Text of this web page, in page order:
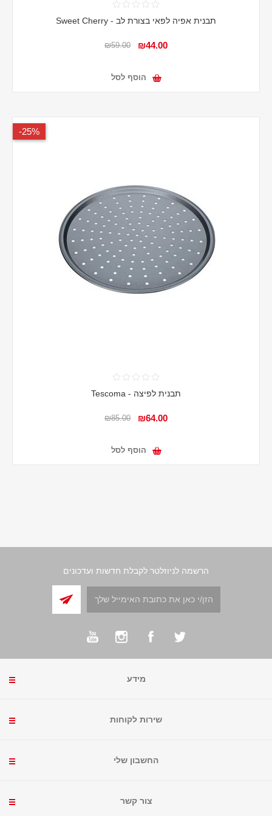
תבנית אפיה לפאי בצורת לב - Sweet Cherry
₪44.00
₪59.00
הוסף לסל
25%-
תבנית לפיצה - Tescoma
₪64.00
₪85.00
הוסף לסל
הרשמה לניוזלטר לקבלת חדשות ועדכונים
מידע
שירות לקוחות
החשבון שלי
צור קשר